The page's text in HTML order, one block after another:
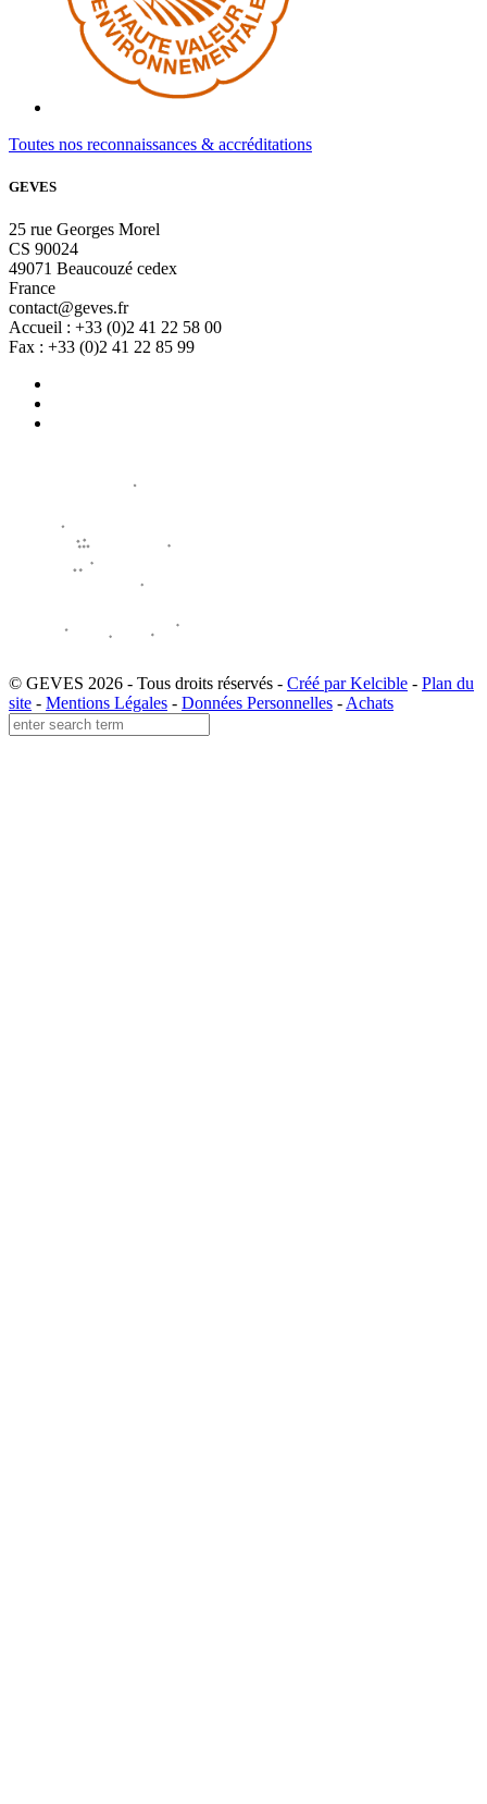
Toutes nos reconnaissances & accréditations
GEVES
25 rue Georges Morel
CS 90024
49071 Beaucouzé cedex
France
contact@geves.fr
Accueil : +33 (0)2 41 22 58 00
Fax : +33 (0)2 41 22 85 99
© GEVES 2026 - Tous droits réservés - Créé par Kelcible - Plan du
site - Mentions Légales - Données Personnelles - Achats